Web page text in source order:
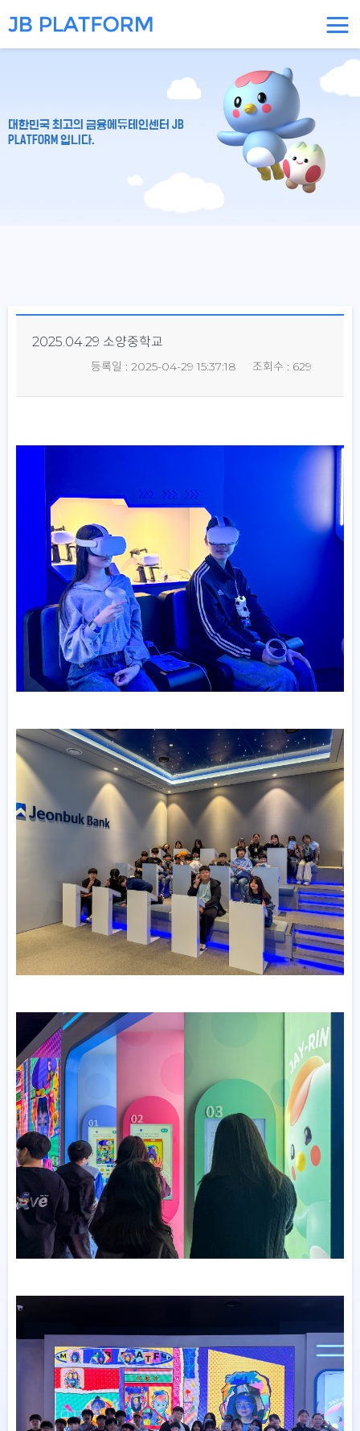
대한민국 최고의 금융에듀테인센터 JB
PLATFORM 입니다.
2025.04.29 소양중학교
조회수 : 629
등록일 : 2025-04-29 15:37:18